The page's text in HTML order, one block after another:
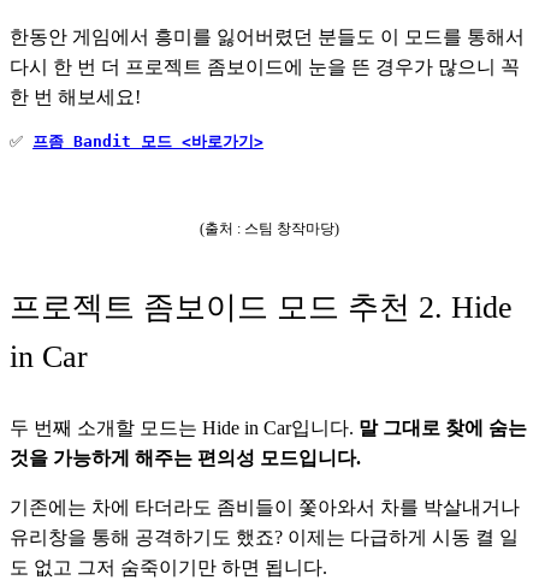
한동안 게임에서 흥미를 잃어버렸던 분들도 이 모드를 통해서
다시 한 번 더 프로젝트 좀보이드에 눈을 뜬 경우가 많으니 꼭
한 번 해보세요!
✅ 프좀 Bandit 모드 <바로가기>
(출처 : 스팀 창작마당)
프로젝트 좀보이드 모드 추천 2. Hide
in Car
두 번째 소개할 모드는 Hide in Car입니다. 말 그대로 찾에 숨는
것을 가능하게 해주는 편의성 모드입니다.
기존에는 차에 타더라도 좀비들이 쫓아와서 차를 박살내거나
유리창을 통해 공격하기도 했죠? 이제는 다급하게 시동 켤 일
도 없고 그저 숨죽이기만 하면 됩니다.